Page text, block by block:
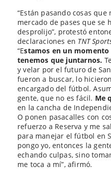
“Están pasando cosas que
mercado de pases que se
desprolijo”, protestó
declaraciones en TNT
“Estamos en un
tenemos que juntarnos.
y velar por el futuro de
fueron a buscar, lo
encargado del fútbol.
gente, que no es fácil. Me
en la cancha de
O ponen pasacalles con
refuerzo a Reserva y me
para manejar el fútbol en
pongo yo, entonces la
echando culpas, sino
me toca a mí”, afirmó.